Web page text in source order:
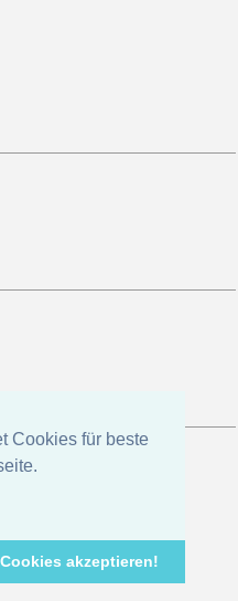
Cookies für beste
Cookies akzeptieren!